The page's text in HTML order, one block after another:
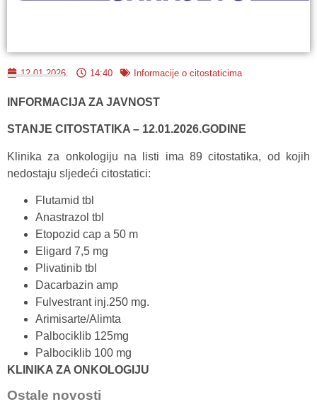
12.01.2026. 14:40 Informacije o citostaticima
INFORMACIJA ZA JAVNOST
STANJE CITOSTATIKA – 12.01.2026.GODINE
Klinika za onkologiju na listi ima 89 citostatika, od kojih
nedostaju sljedeći citostatici:
Flutamid tbl
Anastrazol tbl
Etopozid cap a 50 m
Eligard 7,5 mg
Plivatinib tbl
Dacarbazin amp
Fulvestrant inj.250 mg.
Arimisarte/Alimta
Palbociklib 125mg
Palbociklib 100 mg
KLINIKA ZA ONKOLOGIJU
Ostale novosti